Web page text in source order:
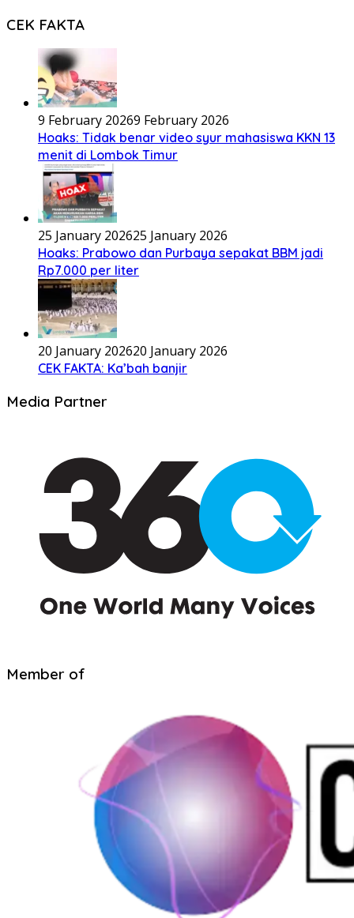
CEK FAKTA
9 February 20269 February 2026
Hoaks: Tidak benar video syur mahasiswa KKN 13
menit di Lombok Timur
25 January 202625 January 2026
Hoaks: Prabowo dan Purbaya sepakat BBM jadi
Rp7.000 per liter
20 January 202620 January 2026
CEK FAKTA: Ka’bah banjir
Media Partner
Member of